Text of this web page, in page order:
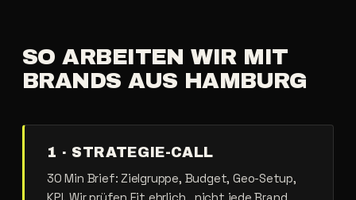
SO ARBEITEN WIR MIT
BRANDS AUS HAMBURG
1 · STRATEGIE-CALL
30 Min Brief: Zielgruppe, Budget, Geo-Setup,
KPI. Wir prüfen Fit ehrlich , nicht jede Brand